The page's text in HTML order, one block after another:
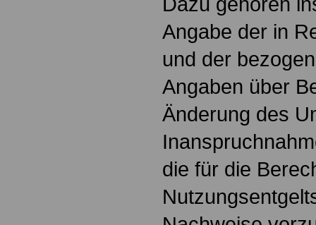
Angabe der in
und der
Angaben über
Änderung des
die für die